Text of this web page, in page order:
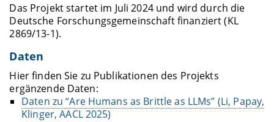
Das Projekt startet im Juli 2024 und wird durch die
Deutsche Forschungsgemeinschaft finanziert (KL
2869/13-1).
Daten
Hier finden Sie zu Publikationen des Projekts
ergänzende Daten:
Daten zu “Are Humans as Brittle as LLMs” (Li, Papay,
Klinger, AACL 2025)